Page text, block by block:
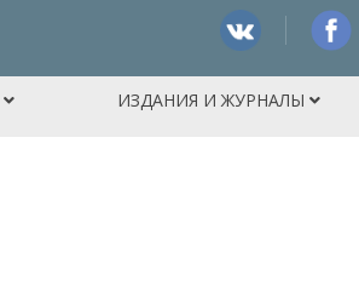
ИЗДАНИЯ И ЖУРНАЛЫ